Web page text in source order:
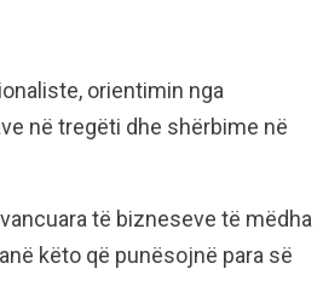
orientimin nga
në tregëti dhe shërbime në
të bizneseve të mëdha
këto që punësojnë para së